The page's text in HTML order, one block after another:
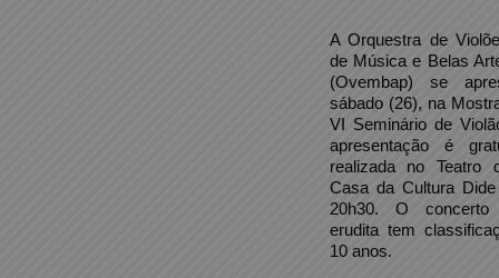
A Orquestra de
de Música e Belas
(Ovembap) se
sábado (26), na
VI Seminário de
apresentação é
realizada no Teatro
Casa da Cultura
20h30. O
erudita tem
10 anos.